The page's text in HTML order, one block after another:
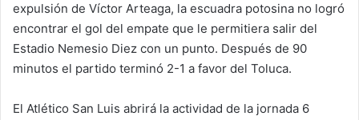
expulsión de Víctor Arteaga, la escuadra potosina no logró
encontrar el gol del empate que le permitiera salir del
Estadio Nemesio Diez con un punto. Después de 90
minutos el partido terminó 2-1 a favor del Toluca.
El Atlético San Luis abrirá la actividad de la jornada 6